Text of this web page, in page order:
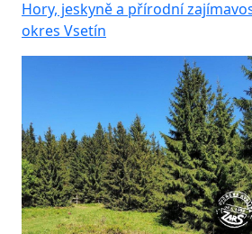
Hory, jeskyně a přírodní
okres Vsetín